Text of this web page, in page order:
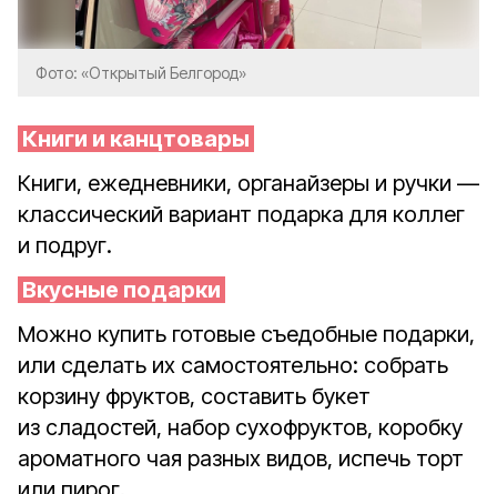
Фото: «Открытый Белгород»
Книги и канцтовары
Книги, ежедневники, органайзеры и ручки —
классический вариант подарка для коллег
и подруг.
Вкусные подарки
Можно купить готовые съедобные подарки,
или сделать их самостоятельно: собрать
корзину фруктов, составить букет
из сладостей, набор сухофруктов, коробку
ароматного чая разных видов, испечь торт